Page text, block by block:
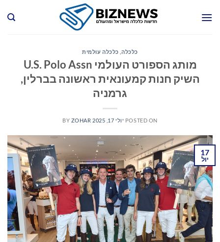
כלכלה, כלכלה עולמית
מותג הספורט העולמי U.S. Polo Assn
השיק חנות קמעונאית ראשונה בברלין,
גרמניה
POSTED ON יולי 17, 2025 BY ZOHAR
17
יול